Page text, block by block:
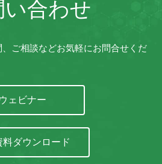
い合わせ
、ご相談などお気軽にお問合せくだ
ウェビナー
料ダウンロード